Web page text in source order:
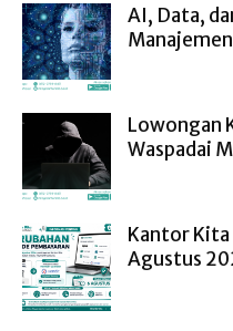
AI, Data,
Lowongan
Waspadai
Kantor Kita
Agustus